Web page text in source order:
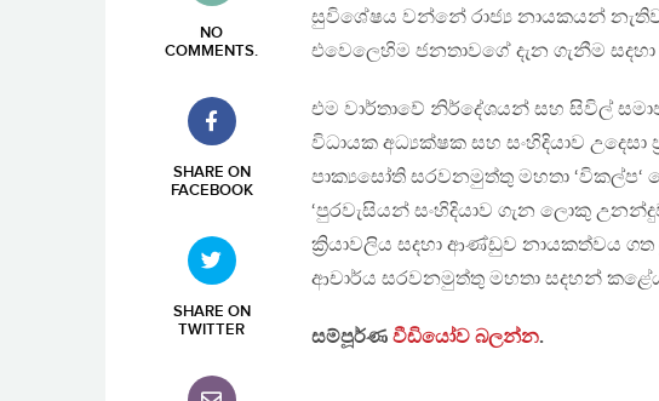
NO
COMMENTS.
SHARE ON
FACEBOOK
SHARE ON
TWITTER
සුවිශේෂය වන්නේ රාජ්‍ය නායකයන්
එවෙලෙහිම ජනතාවගේ දැන ගැනීම සදහා
එම වාර්තාවේ නිර්දේශයන් සහ සිවිල්
විධායක අධ්‍යක්ෂක සහ සංහිදියාව
පාක්‍යසෝති සරවනමුත්තු මහතා ‘විකල්ප‘
‘පුරවැසියන් සංහිදියාව ගැන ලොකු
ක්‍රියාවලිය සදහා ආණ්ඩුව නායකත්වය
ආචාර්ය සරවනමුත්තු මහතා සදහන්
සම්පූර්ණ වීඩියෝව බලන්න.